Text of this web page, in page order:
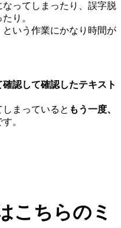
ってしまったり、誤字脱
り。
いう作業にかなり時間が
確認して確認したテキスト
まっていると もう一度、
。
こちらのミ